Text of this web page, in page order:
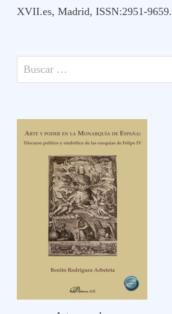
XVII.es, Madrid, ISSN:2951-9659.
Buscar: